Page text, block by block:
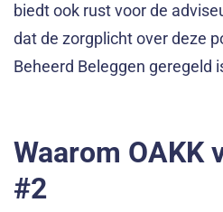
biedt ook rust voor de
dat de zorgplicht over deze
Beheerd Beleggen geregeld
Waarom OAKK
#2